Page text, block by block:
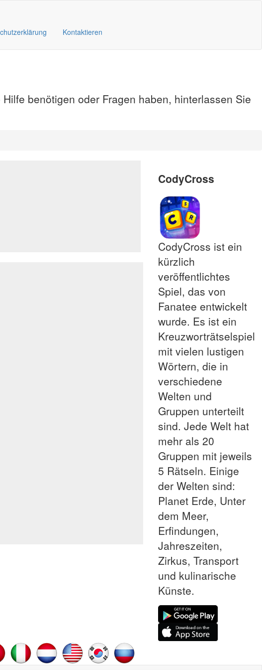
Kontaktieren
benötigen oder Fragen haben, hinterlassen Sie
CodyCross
CodyCross ist ein
kürzlich
veröffentlichtes
Spiel, das von
Fanatee entwickelt
wurde. Es ist ein
Kreuzworträtselspiel
mit vielen lustigen
Wörtern, die in
verschiedene
Welten und
Gruppen unterteilt
sind. Jede Welt hat
mehr als 20
Gruppen mit jeweils
5 Rätseln. Einige
der Welten sind:
Planet Erde, Unter
dem Meer,
Erfindungen,
Jahreszeiten,
Zirkus, Transport
und kulinarische
Künste.